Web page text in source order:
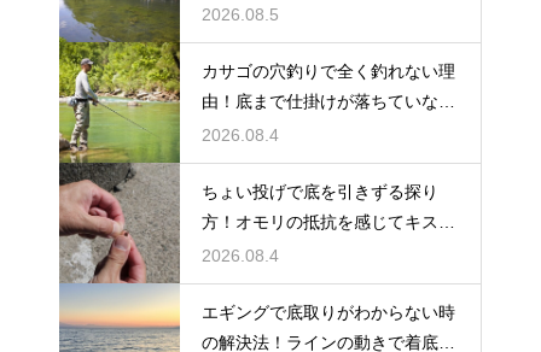
ピール
2026.08.5
カサゴの穴釣りで全く釣れない理
由！底まで仕掛けが落ちていない
原因
2026.08.4
ちょい投げで底を引きずる探り
方！オモリの抵抗を感じてキスの
アタリを待つ
2026.08.4
エギングで底取りがわからない時
の解決法！ラインの動きで着底を